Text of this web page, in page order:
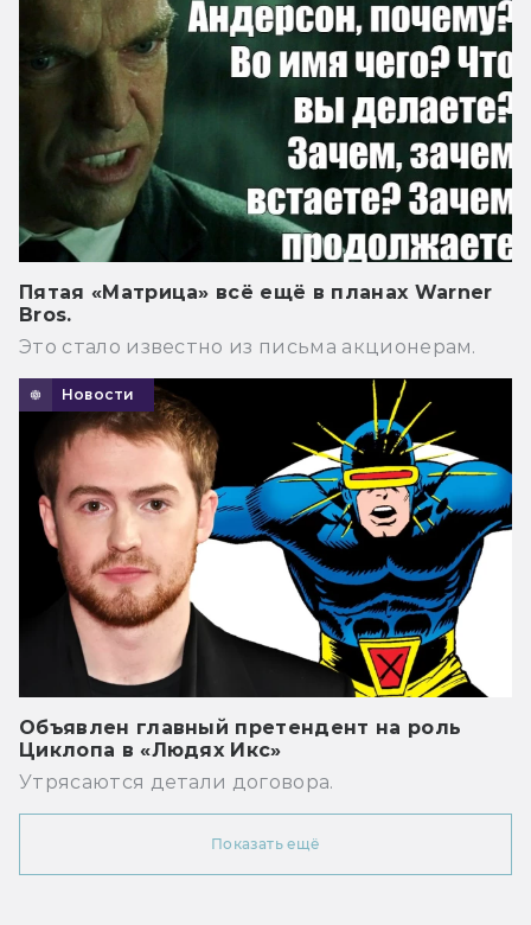
Пятая «Матрица» всё ещё в планах Warner
Bros.
Это стало известно из письма акционерам.
Новости
Объявлен главный претендент на роль
Циклопа в «Людях Икс»
Утрясаются детали договора.
Показать ещё